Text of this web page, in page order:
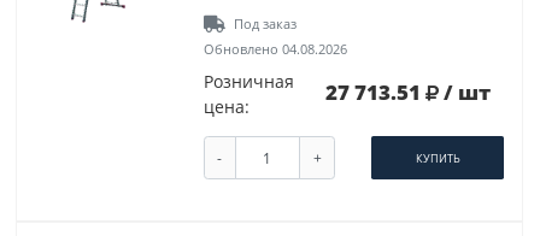
Под заказ
Обновлено 04.08.2026
Розничная
цена:
27 713.51 / шт
- + КУПИТЬ